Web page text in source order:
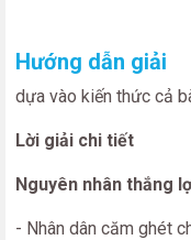
Hướng dẫn giải
dựa vào kiến thức cả
Lời giải chi tiết
Nguyên nhân thắng
- Nhân dân căm ghét